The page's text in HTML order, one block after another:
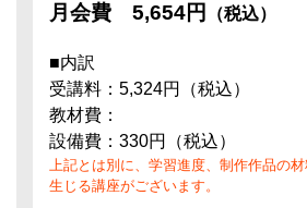
月会費 5,654円 （税込）
■内訳
受講料：5,324円（税込）
教材費：
設備費：330円（税込）
上記とは別に、学習進度、制作作品の
生じる講座がございます。